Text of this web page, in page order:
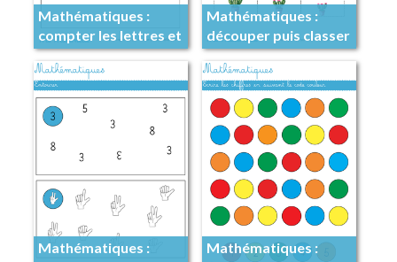
Mathématiques :
compter les lettres et
coller des gommettes
Mathématiques :
découper puis classer
Mathématiques :
Mathématiques :